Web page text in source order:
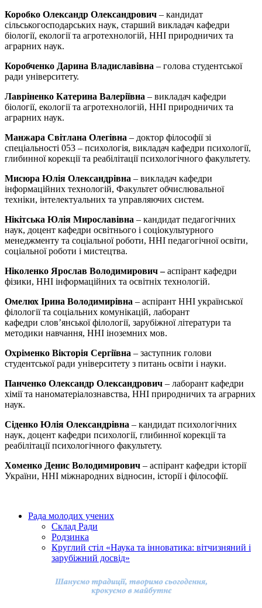
Коробко Олександр Олександрович – кандидат
сільськогосподарських наук, старший викладач кафедри
біології, екології та агротехнологій, ННІ природничих та
аграрних наук.
Коробченко Дарина Владиславівна – голова студентської
ради університету.
Лавріненко Катерина Валеріївна – викладач кафедри
біології, екології та агротехнологій, ННІ природничих та
аграрних наук.
Манжара Світлана Олегівна – доктор філософії зі
спеціальності 053 – психологія, викладач кафедри психології,
глибинної корекції та реабілітації психологічного факультету.
Мисюра Юлія Олександрівна – викладач кафедри
інформаційних технологій, Факультет обчислювальної
техніки, інтелектуальних та управляючих систем.
Нікітська Юлія Мирославівна – кандидат педагогічних
наук, доцент кафедри освітнього і соціокультурного
менеджменту та соціальної роботи, ННІ педагогічної освіти,
соціальної роботи і мистецтва.
Ніколенко Ярослав Володимирович –аспірант кафедри
фізики, ННІ інформаційних та освітніх технологій.
Омелюх Ірина Володимирівна – аспірант ННІ української
філології та соціальних комунікацій, лаборант
кафедри слов’янської філології, зарубіжної літератури та
методики навчання, ННІ іноземних мов.
Охріменко Вікторія Сергіївна – заступник голови
студентської ради університету з питань освіти і науки.
Панченко Олександр Олександрович – лаборант кафедри
хімії та наноматеріалознавства, ННІ природничих та аграрних
наук.
Сіденко Юлія Олександрівна – кандидат психологічних
наук, доцент кафедри психології, глибинної корекції та
реабілітації психологічного факультету.
Хоменко Денис Володимирович – аспірант кафедри історії
України, ННІ міжнародних відносин, історії і філософії.
Рада молодих учених
Склад Ради
Родзинка
Круглий стіл «Наука та інноватика: вітчизняний і
зарубіжний досвід»